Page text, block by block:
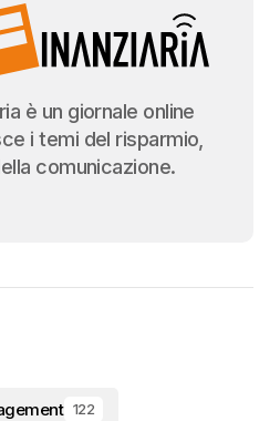
è un giornale online
i temi del risparmio,
comunicazione.
122